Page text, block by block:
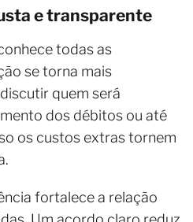
e transparente
todas as
se torna mais
quem será
dos débitos ou até
os custos extras tornem
fortalece a relação